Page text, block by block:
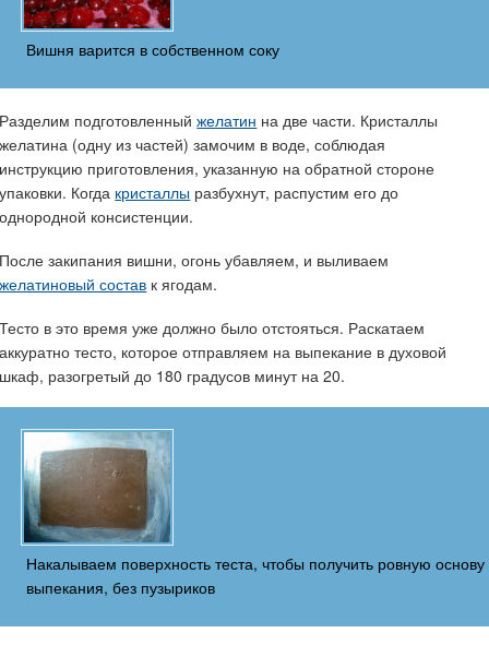
Вишня варится в собственном соку
Разделим подготовленныйжелатин на две части. Кристаллы
желатина (одну из частей) замочим в воде, соблюдая
инструкцию приготовления, указанную на обратной стороне
упаковки. Когда кристаллы разбухнут, распустим его до
однородной консистенции.
После закипания вишни, огонь убавляем, и выливаем
желатиновый состав к ягодам.
Тесто в это время уже должно было отстояться. Раскатаем
аккуратно тесто, которое отправляем на выпекание в духовой
шкаф, разогретый до 180 градусов минут на 20.
Накалываем поверхность теста, чтобы получить ровную
выпекания, без пузыриков